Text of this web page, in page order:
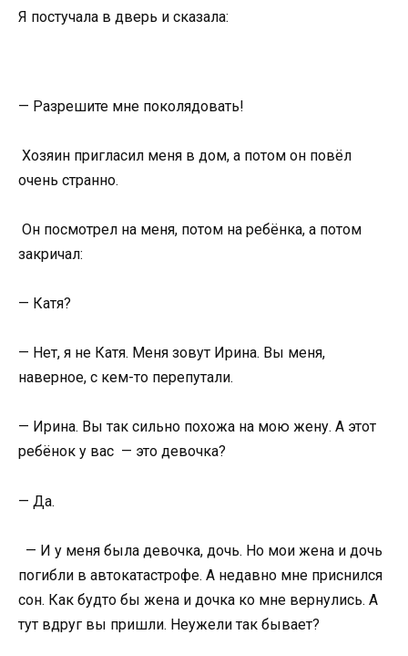
Я постучала в дверь и сказала:
— Разрешите мне поколядовать!
Хозяин пригласил меня в дом, а потом он повёл
очень странно.
Он посмотрел на меня, потом на ребёнка, а потом
закричал:
— Катя?
— Нет, я не Катя. Меня зовут Ирина. Вы меня,
наверное, с кем-то перепутали.
— Ирина. Вы так сильно похожа на мою жену. А этот
ребёнок у вас — это девочка?
— Да.
— И у меня была девочка, дочь. Но мои жена и дочь
погибли в автокатастрофе. А недавно мне приснился
сон. Как будто бы жена и дочка ко мне вернулись. А
тут вдруг вы пришли. Неужели так бывает?